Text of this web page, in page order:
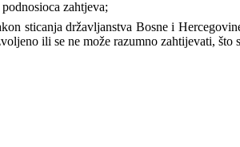
podnosioca zahtjeva;
sticanja državljanstva Bosne i
ili se ne može razumno zahtijevati, što